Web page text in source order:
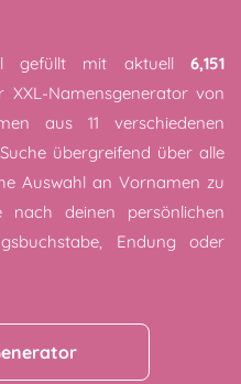
gefüllt mit aktuell 6,151
XXL-Namensgenerator von
aus 11 verschiedenen
übergreifend über alle
Auswahl an Vornamen zu
deinen persönlichen
Endung oder